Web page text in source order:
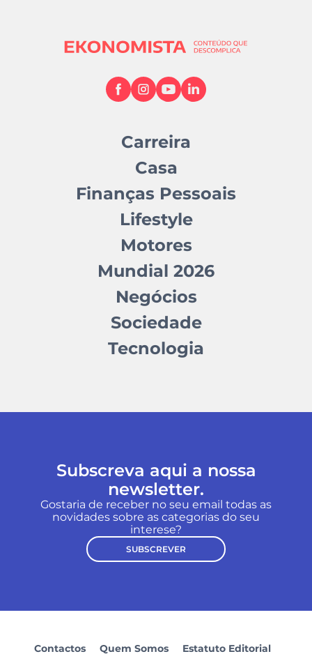
Carreira
Casa
Finanças Pessoais
Lifestyle
Motores
Mundial 2026
Negócios
Sociedade
Tecnologia
Subscreva aqui a nossa
newsletter.
Gostaria de receber no seu email todas as
novidades sobre as categorias do seu
interese?
SUBSCREVER
Contactos Quem Somos Estatuto Editorial